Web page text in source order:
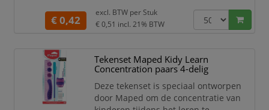
flexibel materiaal dat comfortabel
aanvoelt en zorgt voor een stabiele
net beginnen met het ontwikkelen van
hun fijne motoriek! De grips passen op
standaard potloden en kleurpotloden
en begelei
€ 0,42
excl. BTW per Stuk
€ 0,51 incl. 21% BTW
Tekenset Maped Kidy Learn
Concentration paars 4-delig
Deze tekenset is speciaal ontworpen
door Maped om de concentratie van